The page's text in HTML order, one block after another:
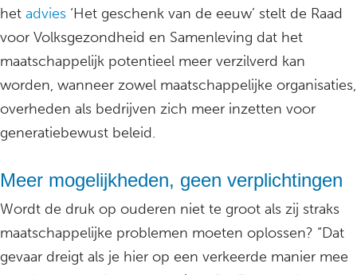
het advies ‘Het geschenk van de eeuw’ stelt de Raad
voor Volksgezondheid en Samenleving dat het
maatschappelijk potentieel meer verzilverd kan
worden, wanneer zowel maatschappelijke organisaties,
overheden als bedrijven zich meer inzetten voor
generatiebewust beleid.
Meer mogelijkheden, geen verplichtingen
Wordt de druk op ouderen niet te groot als zij straks
maatschappelijke problemen moeten oplossen? “Dat
gevaar dreigt als je hier op een verkeerde manier mee